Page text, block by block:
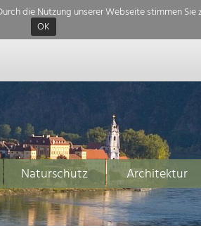
die Nutzung unserer Webseite stimmen
OK
Naturschutz Architektur